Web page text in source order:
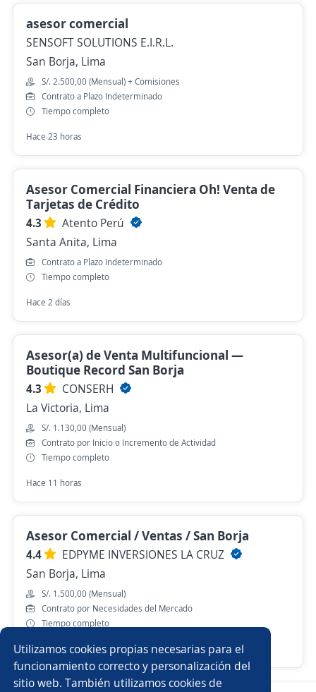
asesor comercial
SENSOFT SOLUTIONS E.I.R.L.
San Borja, Lima
S/. 2.500,00 (Mensual) + Comisiones
Contrato a Plazo Indeterminado
Tiempo completo
Hace 23 horas
Asesor Comercial Financiera Oh! Venta de
Tarjetas de Crédito
4.3
Atento Perú
Santa Anita, Lima
Contrato a Plazo Indeterminado
Tiempo completo
Hace 2 días
Asesor(a) de Venta Multifuncional —
Boutique Record San Borja
4.3
CONSERH
La Victoria, Lima
S/. 1.130,00 (Mensual)
Contrato por Inicio o Incremento de Actividad
Tiempo completo
Hace 11 horas
Asesor Comercial / Ventas / San Borja
4.4
EDPYME INVERSIONES LA CRUZ
San Borja, Lima
S/. 1.500,00 (Mensual)
Contrato por Necesidades del Mercado
Tiempo completo
Ayer
Utilizamos cookies propias necesarias para el
funcionamiento correcto y personalización del
sitio web. También utilizamos cookies de